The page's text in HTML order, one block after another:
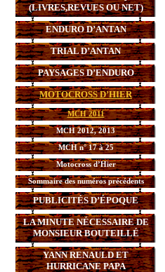
(LIVRES,REVUES OU NET)
ENDURO D’ANTAN
TRIAL D’ANTAN
PAYSAGES D’ENDURO
MOTOCROSS D’HIER
MCH 2011
MCH 2012, 2013
MCH n° 17 à 25
Motocross d’Hier
Sommaire des numéros précédents
PUBLICITÉS D’ÉPOQUE
LA MINUTE NÉCESSAIRE DE
MONSIEUR BOUTEILLÉ
YANN RENAULD ET
HURRICANE PAPA